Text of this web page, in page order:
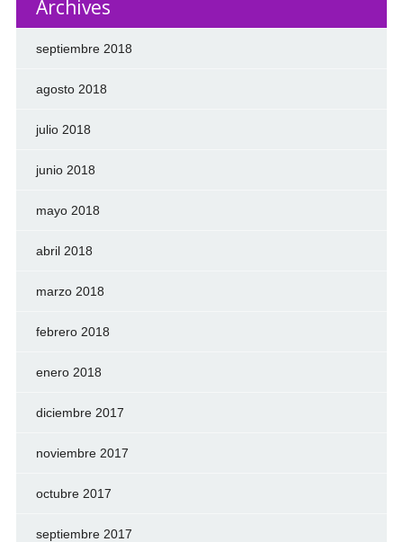
Archives
septiembre 2018
agosto 2018
julio 2018
junio 2018
mayo 2018
abril 2018
marzo 2018
febrero 2018
enero 2018
diciembre 2017
noviembre 2017
octubre 2017
septiembre 2017